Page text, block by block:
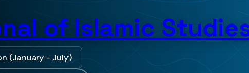
of Islamic
(January - July)